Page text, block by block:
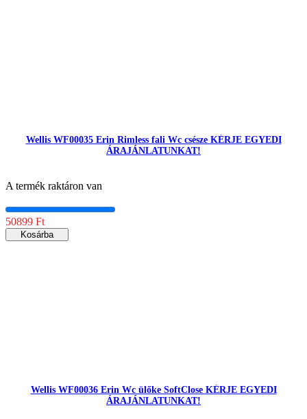
Wellis WF00035 Erin Rimless fali Wc csésze KÉRJE EGYEDI
ÁRAJÁNLATUNKAT!
A termék raktáron van
50899 Ft
Kosárba
Wellis WF00036 Erin Wc ülőke SoftClose KÉRJE EGYEDI
ÁRAJÁNLATUNKAT!